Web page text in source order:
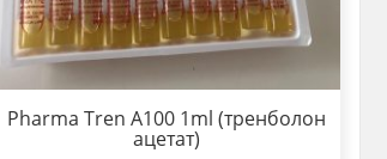
Pharma Tren A100 1ml (тренболон
ацетат)